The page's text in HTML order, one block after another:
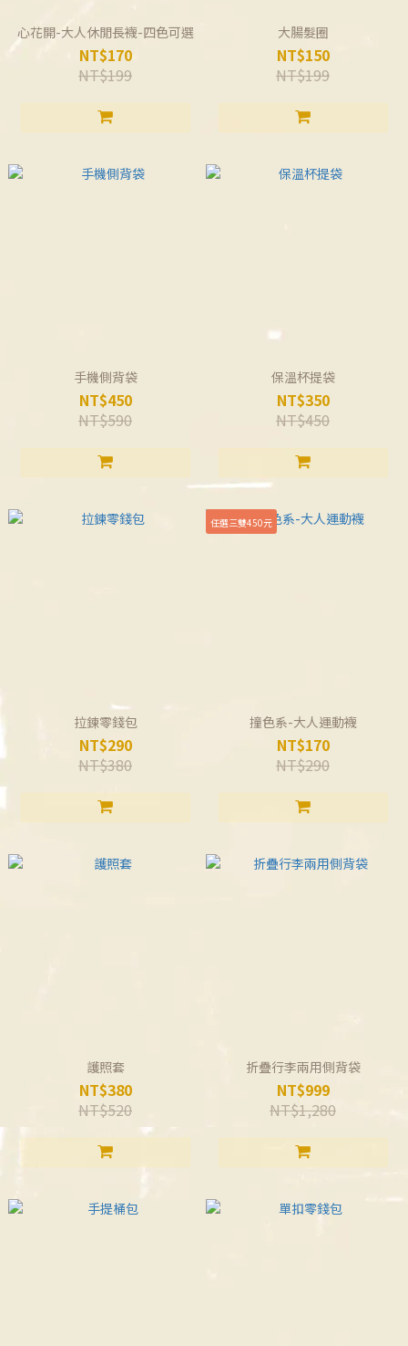
心花開-大人休閒長襪-四色可選
NT$170
NT$199
大腸髮圈
NT$150
NT$199
手機側背袋
NT$450
NT$590
保溫杯提袋
NT$350
NT$450
拉鍊零錢包
NT$290
NT$380
任選三雙450元
撞色系-大人運動襪
NT$170
NT$290
護照套
NT$380
NT$520
折疊行李兩用側背袋
NT$999
NT$1,280